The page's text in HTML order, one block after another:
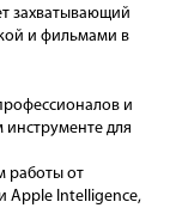
захватывающий
и фильмами в
и
для
работы от
Apple Intelligence,